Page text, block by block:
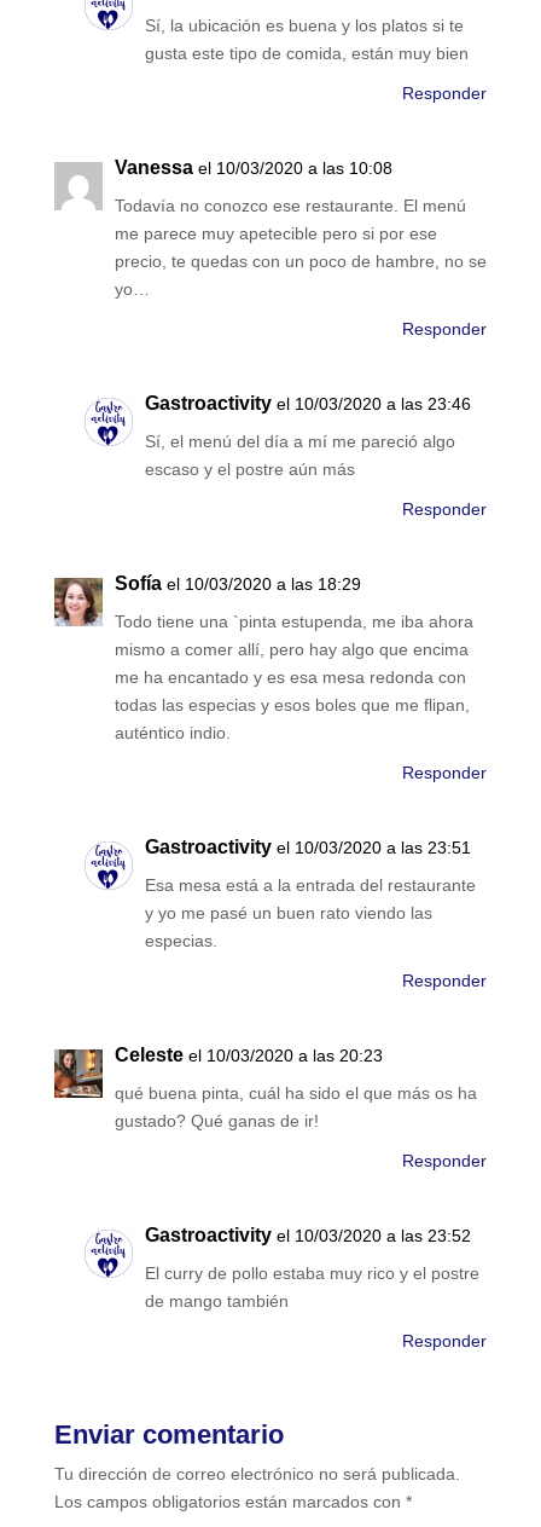
Sí, la ubicación es buena y los platos si te
gusta este tipo de comida, están muy bien
Responder
Vanessa el 10/03/2020 a las 10:08
Todavía no conozco ese restaurante. El menú
me parece muy apetecible pero si por ese
precio, te quedas con un poco de hambre, no se
yo…
Responder
Gastroactivity el 10/03/2020 a las 23:46
Sí, el menú del día a mí me pareció algo
escaso y el postre aún más
Responder
Sofía el 10/03/2020 a las 18:29
Todo tiene una `pinta estupenda, me iba ahora
mismo a comer allí, pero hay algo que encima
me ha encantado y es esa mesa redonda con
todas las especias y esos boles que me flipan,
auténtico indio.
Responder
Gastroactivity el 10/03/2020 a las 23:51
Esa mesa está a la entrada del restaurante
y yo me pasé un buen rato viendo las
especias.
Responder
Celeste el 10/03/2020 a las 20:23
qué buena pinta, cuál ha sido el que más os ha
gustado? Qué ganas de ir!
Responder
Gastroactivity el 10/03/2020 a las 23:52
El curry de pollo estaba muy rico y el postre
de mango también
Responder
Enviar comentario
Tu dirección de correo electrónico no será publicada.
Los campos obligatorios están marcados con *